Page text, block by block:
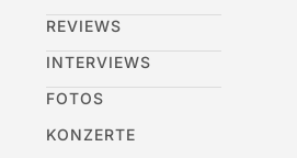
REVIEWS
INTERVIEWS
FOTOS
KONZERTE